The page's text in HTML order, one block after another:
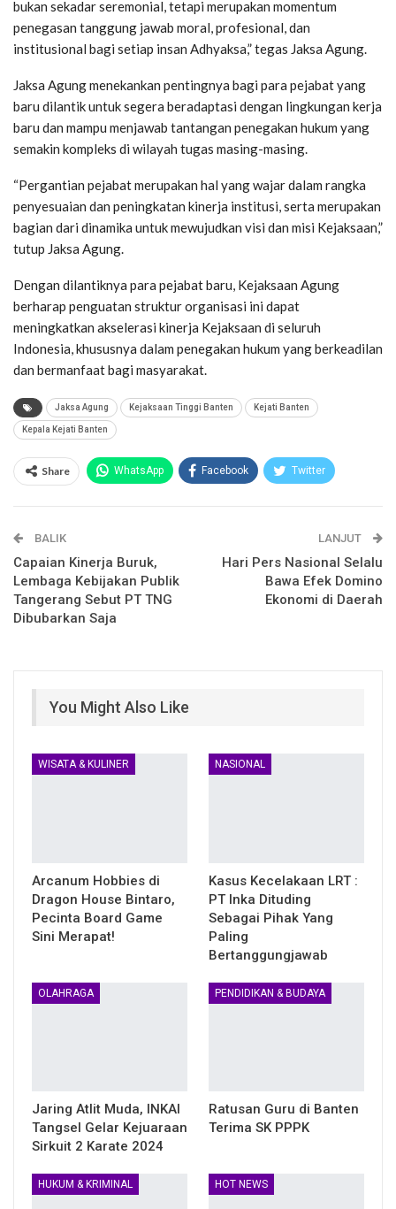
bukan sekadar seremonial, tetapi merupakan momentum
penegasan tanggung jawab moral, profesional, dan
institusional bagi setiap insan Adhyaksa,” tegas Jaksa Agung.
Jaksa Agung menekankan pentingnya bagi para pejabat yang
baru dilantik untuk segera beradaptasi dengan lingkungan kerja
baru dan mampu menjawab tantangan penegakan hukum yang
semakin kompleks di wilayah tugas masing-masing.
“Pergantian pejabat merupakan hal yang wajar dalam rangka
penyesuaian dan peningkatan kinerja institusi, serta merupakan
bagian dari dinamika untuk mewujudkan visi dan misi Kejaksaan,”
tutup Jaksa Agung.
Dengan dilantiknya para pejabat baru, Kejaksaan Agung
berharap penguatan struktur organisasi ini dapat
meningkatkan akselerasi kinerja Kejaksaan di seluruh
Indonesia, khususnya dalam penegakan hukum yang berkeadilan
dan bermanfaat bagi masyarakat.
Jaksa Agung Kejaksaan Tinggi Banten Kejati Banten
Kepala Kejati Banten
Share WhatsApp Facebook Twitter
Telegram
BALIK
Capaian Kinerja Buruk,
Lembaga Kebijakan Publik
Tangerang Sebut PT TNG
Dibubarkan Saja
LANJUT
Hari Pers Nasional Selalu
Bawa Efek Domino
Ekonomi di Daerah
You Might Also Like
WISATA & KULINER
Arcanum Hobbies di
Dragon House Bintaro,
Pecinta Board Game
Sini Merapat!
NASIONAL
Kasus Kecelakaan LRT :
PT Inka Dituding
Sebagai Pihak Yang
Paling
Bertanggungjawab
OLAHRAGA
Jaring Atlit Muda, INKAI
Tangsel Gelar Kejuaraan
Sirkuit 2 Karate 2024
PENDIDIKAN & BUDAYA
Ratusan Guru di Banten
Terima SK PPPK
HUKUM & KRIMINAL HOT NEWS